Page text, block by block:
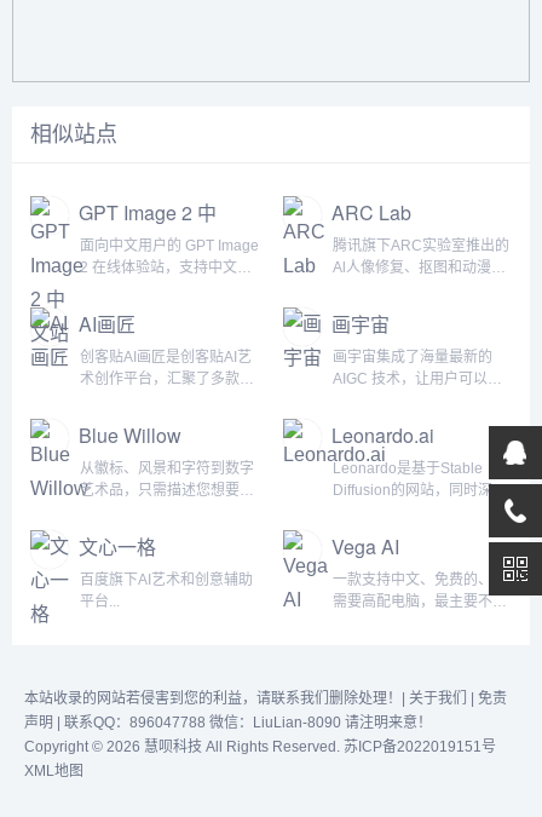
相似站点
GPT Image 2 中
文站
面向中文用户的 GPT Image
2 在线体验站，支持中文指
GPT Image 2 中文站是一个
聚焦 GPT Image 2 图像生
成能力的在线工作台。用户
生成海报、产品图、人像写
真、插画、电商主图和社媒
封面等素材。网站把模型选
ARC Lab
腾讯旗下ARC实验室推出的
Al人像修复、抠图和动漫增
Research Center）肩负着
探索和挑战智能媒体相关前
沿技术的使命，旨在成为世
界一流应用研究中心和行业
台于一体的大型事业群，业
务需求覆盖了人工智能和大
数据方面几乎所有的技术。
AI画匠
创客贴AI画匠是创客贴AI艺
术创作平台，汇聚了多款AI
画宇宙
画宇宙集成了海量最新的
AIGC 技术，让用户可以随
Creator 致力于让每个人都
能享受 AIGC （AI
Generated Content）带来
Blue Willow
从徽标、风景和字符到数字
艺术品，只需描述您想要的
生成工具将为您的项目创建
完美的图形。这一切都是免
费的。...
Leonardo.ai
Leonardo是基于Stable
Diffusion的网站，同时深度
集成了Stable Diffusion的各
种插件，比如ControlNET的
openpose姿势参考、局部
重绘、prompt提示等等，甚
至还提供了傻瓜式在线训练
Diffusion模型分享社区 –
civitai.com。而Leonardo更
像是Civtai和Sta...
文心一格
百度旗下AI艺术和创意辅助
平台...
Vega AI
一款支持中文、免费的、不
需要高配电脑，最主要不需
很容易的接触AI绘画，最主
要的是现阶段免费，感兴趣
的小伙伴羊毛赶紧薅起
来！...
本站收录的网站若侵害到您的利益，请联系我们删除处理！| 关于我们
免责
声明 | 联系QQ：896047788 微信：LiuLian-8090 请注明来意！
Copyright © 2026 慧呗科技 All Rights Reserved. 苏ICP备2022019151号
XML地图